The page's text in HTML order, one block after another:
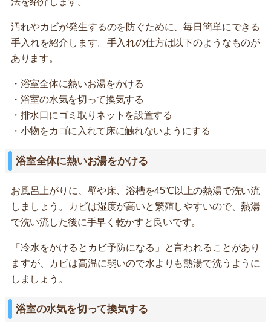
汚れやカビが発生するのを防ぐために、毎日簡単にできる
手入れを紹介します。手入れの仕方は以下のようなものが
あります。
・浴室全体に熱いお湯をかける
・浴室の水気を切って換気する
・排水口にゴミ取りネットを設置する
・小物をカゴに入れて床に触れないようにする
浴室全体に熱いお湯をかける
お風呂上がりに、壁や床、浴槽を45℃以上の熱湯で洗い流
しましょう。カビは湿度が高いと繁殖しやすいので、熱湯
で洗い流した後に手早く乾かすと良いです。
「冷水をかけるとカビ予防になる」と言われることがあり
ますが、カビは高温に弱いので水よりも熱湯で洗うように
しましょう。
浴室の水気を切って換気する